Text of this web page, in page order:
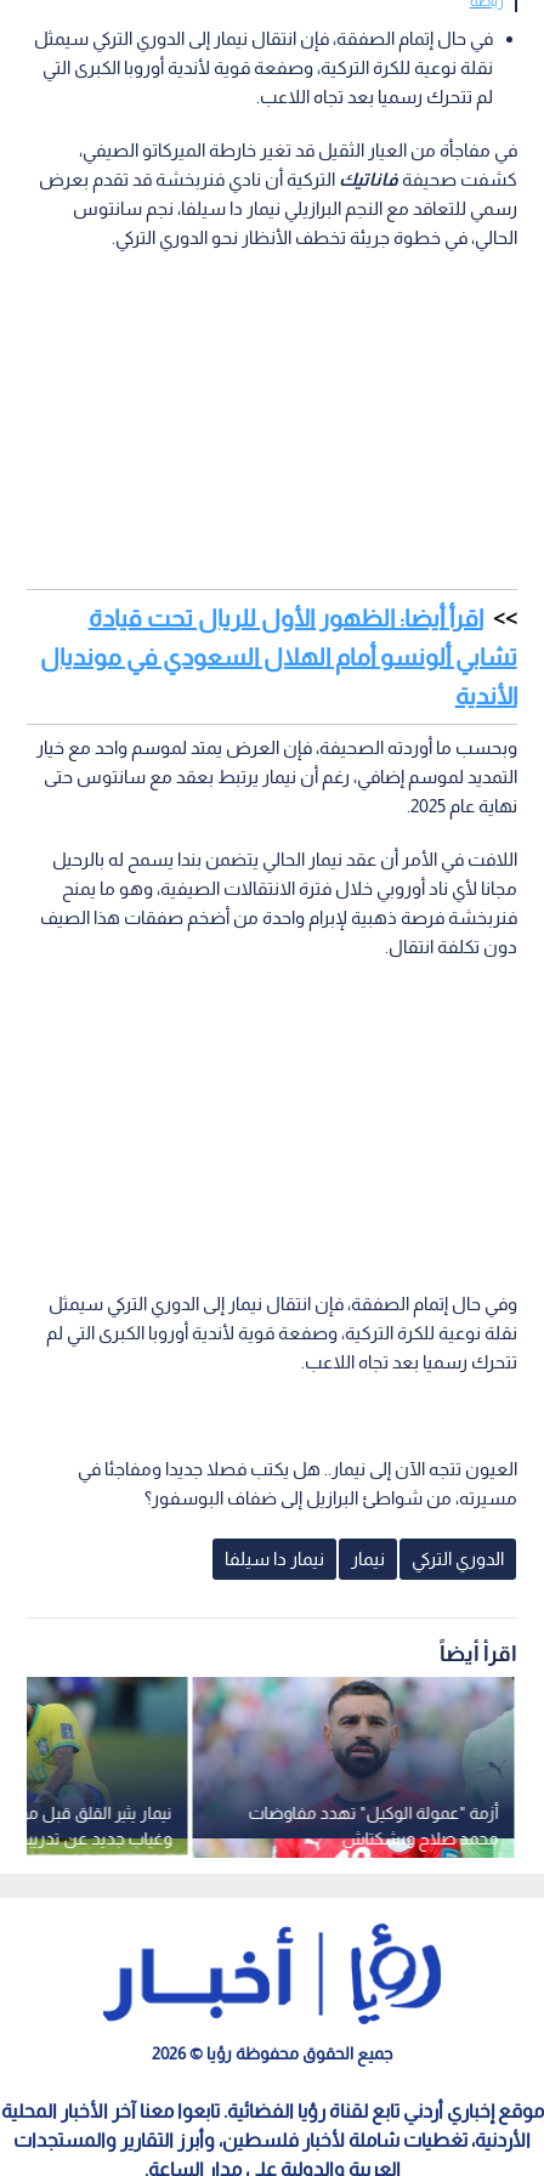
في حال إتمام الصفقة، فإن انتقال نيمار إلى الدوري التركي سيمثل
نقلة نوعية للكرة التركية، وصفعة قوية لأندية أوروبا الكبرى التي
لم تتحرك رسميا بعد تجاه اللاعب.
في مفاجأة من العيار الثقيل قد تغير خارطة الميركاتو الصيفي،
كشفت صحيفةفاناتيك التركية أن نادي فنربخشة قد تقدم بعرض
رسمي للتعاقد مع النجم البرازيلي نيمار دا سيلفا، نجم سانتوس
الحالي، في خطوة جريئة تخطف الأنظار نحو الدوري التركي.
اقرأ أيضا: الظهور الأول للريال تحت قيادة
تشابي ألونسو أمام الهلال السعودي في مونديال
الأندية
وبحسب ما أوردته الصحيفة، فإن العرض يمتد لموسم واحد مع خيار
التمديد لموسم إضافي، رغم أن نيمار يرتبط بعقد مع سانتوس حتى
نهاية عام 2025.
اللافت في الأمر أن عقد نيمار الحالي يتضمن بندا يسمح له بالرحيل
مجانا لأي ناد أوروبي خلال فترة الانتقالات الصيفية، وهو ما يمنح
فنربخشة فرصة ذهبية لإبرام واحدة من أضخم صفقات هذا الصيف
دون تكلفة انتقال.
وفي حال إتمام الصفقة، فإن انتقال نيمار إلى الدوري التركي سيمثل
نقلة نوعية للكرة التركية، وصفعة قوية لأندية أوروبا الكبرى التي لم
تتحرك رسميا بعد تجاه اللاعب.
العيون تتجه الآن إلى نيمار.. هل يكتب فصلا جديدا ومفاجئا في
مسيرته، من شواطئ البرازيل إلى ضفاف البوسفور؟
الدوري التركي نيمار نيمار دا سيلفا
اقرأ أيضاً
نيمار يثير القلق قبل
وغياب جديد عن تدريبات
أزمة "عمولة الوكيل" تهدد مفاوضات
محمد صلاح وبشكتاش
جميع الحقوق محفوظة رؤيا © 2026
موقع إخباري أردني تابع لقناة رؤيا الفضائية. تابعوا معنا آخر الأخبار المحلية
الأردنية، تغطيات شاملة لأخبار فلسطين، وأبرز التقارير والمستجدات
العربية والدولية على مدار الساعة.